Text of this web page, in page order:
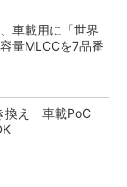
車載用に「世界
量MLCCを7品番
換え 車載PoC